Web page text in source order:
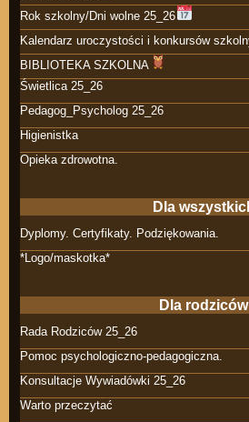
Rok szkolny/Dni wolne 25_26
Kalendarz uroczystości i konkursów
BIBLIOTEKA SZKOLNA
Świetlica 25_26
Pedagog_Psycholog 25_26
Higienistka
Opieka zdrowotna.
Dla
Dyplomy. Certyfikaty. Podziękowania.
*Logo/maskotka*
Dla rodziców
Rada Rodziców 25_26
Pomoc psychologiczno-pedagogiczna.
Konsultacje Wywiadówki 25_26
Warto przeczytać